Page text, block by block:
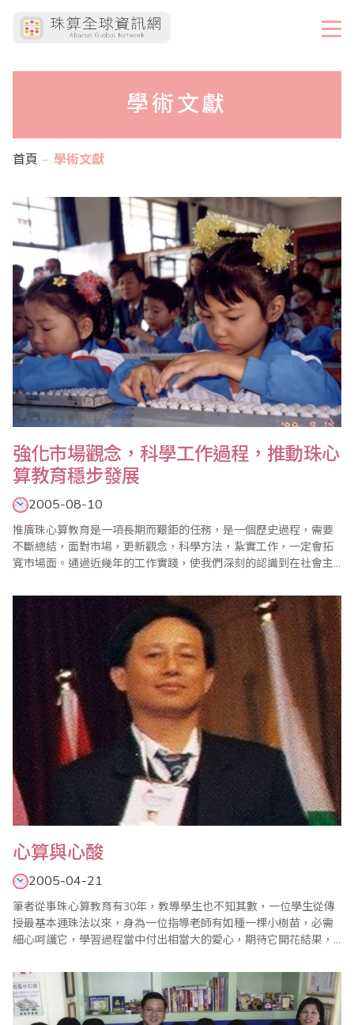
學術文獻
首頁 學術文獻
強化市場觀念，科學工作過程，推動珠心
算教育穩步發展
2005-08-10
推廣珠心算教育是一項長期而艱鉅的任務，是一個歷史過程，需要
不斷總結，面對市場，更新觀念，科學方法，紥實工作，一定會拓
寬市場面。通過近幾年的工作實踐，使我們深刻的認識到在社會主
思維方式和正確的觀念，選準推廣對象，抓好典型示範，科學組織
比賽，擴大社會影響，使更多的人耳聞目睹珠心算，認識珠心算,讓
更多的幼兒接受珠心算教育，這是一條穩步發展..
心算與心酸
2005-04-21
筆者從事珠心算教育有30年，教導學生也不知其數，一位學生從傳
授最基本運珠法以來，身為一位指導老師有如種一棵小樹苗，必需
細心呵護它，學習過程當中付出相當大的愛心，期待它開花結果，
珠心算教育程度最好能在珠算6級心算5級(包含心乘、心除)，先決
條件，家長鼎力配合，否則無法達到，一旦進入小學漸漸有學校功
課壓力，時間無法像幼稚園大班易於掌握，..